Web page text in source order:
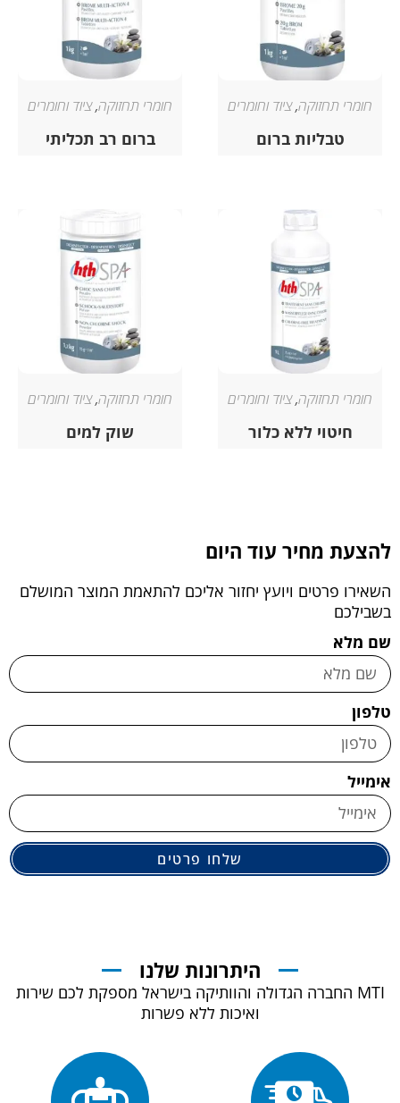
חומרי תחזוקה,ציוד וחומרים
טבליות ברום
חומרי תחזוקה,ציוד וחומרים
ברום רב תכליתי
חומרי תחזוקה,ציוד וחומרים
חיטוי ללא כלור
חומרי תחזוקה,ציוד וחומרים
שוק למים
להצעת מחיר עוד היום
השאירו פרטים ויועץ יחזור אליכם להתאמת המוצר המושלם
בשבילכם
שם מלא
טלפון
אימייל
שלחו פרטים
היתרונות שלנו
MTI החברה הגדולה והוותיקה בישראל מספקת לכם שירות
ואיכות ללא פשרות